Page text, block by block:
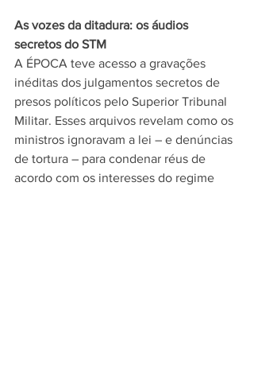
As vozes da ditadura: os áudios
secretos do STM
A ÉPOCA teve acesso a gravações
inéditas dos julgamentos secretos de
presos políticos pelo Superior Tribunal
Militar. Esses arquivos revelam como os
ministros ignoravam a lei – e denúncias
de tortura – para condenar réus de
acordo com os interesses do regime